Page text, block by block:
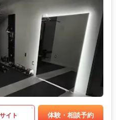
イト 体験・相談予約